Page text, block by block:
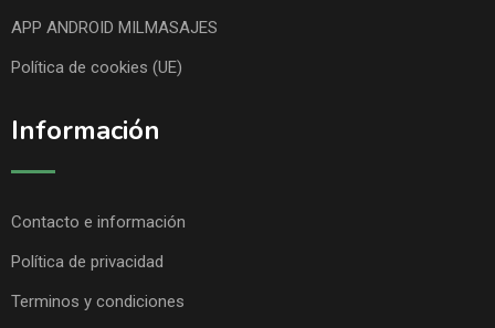
APP ANDROID MILMASAJES
Política de cookies (UE)
Información
Contacto e información
Política de privacidad
Terminos y condiciones